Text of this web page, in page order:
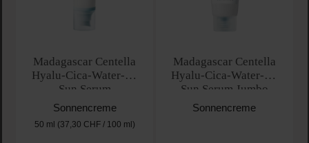
Madagascar Centella
Hyalu-Cica-Water-Fit
Sun Serum
Sonnencreme
50 ml (37,30 CHF / 100 ml)
Madagascar Centella
Hyalu-Cica-Water-Fit
Sun Serum Jumbo
Sonnencreme